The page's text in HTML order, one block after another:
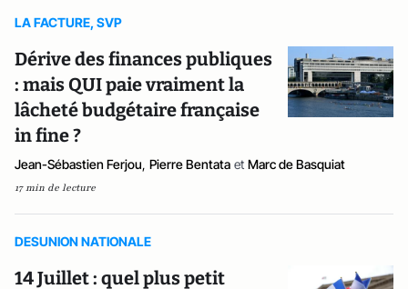
LA FACTURE, SVP
Dérive des finances publiques
: mais QUI paie vraiment la
lâcheté budgétaire française
in fine ?
Jean-Sébastien Ferjou, Pierre Bentata et Marc de Basquiat
17 min de lecture
DESUNION NATIONALE
14 Juillet : quel plus petit